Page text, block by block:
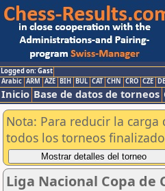
Logged on: Gast
Arabic ARM AZE BIH BUL CAT CHN CRO CZE
Inicio Base de datos de torneos
Nota: Para reducir la
todos los torneos
Liga Nacional Copa de